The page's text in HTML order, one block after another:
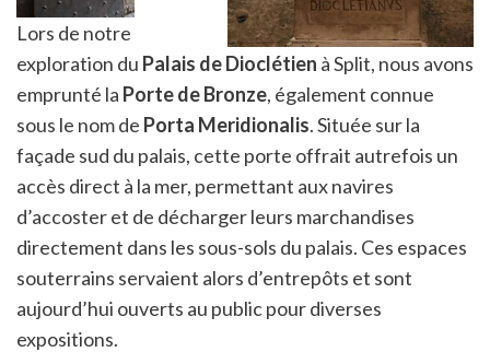
Lors de notre
exploration du Palais de Dioclétien à Split, nous avons
emprunté la Porte de Bronze, également connue
sous le nom de Porta Meridionalis. Située sur la
façade sud du palais, cette porte offrait autrefois un
accès direct à la mer, permettant aux navires
d’accoster et de décharger leurs marchandises
directement dans les sous-sols du palais. Ces espaces
souterrains servaient alors d’entrepôts et sont
aujourd’hui ouverts au public pour diverses
expositions.